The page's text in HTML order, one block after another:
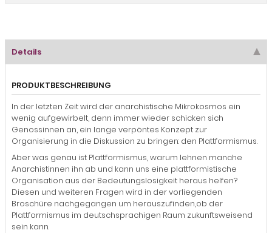
Details
PRODUKTBESCHREIBUNG
In der letzten Zeit wird der anarchistische Mikrokosmos ein
wenig aufgewirbelt, denn immer wieder schicken sich
Genossinnen an, ein lange verpöntes Konzept zur
Organisierung in die Diskussion zu bringen: den Plattformismus.
Aber was genau ist Plattformismus, warum lehnen manche
Anarchistinnen ihn ab und kann uns eine plattformistische
Organisation aus der Bedeutungslosigkeit heraus helfen?
Diesen und weiteren Fragen wird in der vorliegenden
Broschüre nachgegangen um herauszufinden,ob der
Plattformismus im deutschsprachigen Raum zukunftsweisend
sein kann.